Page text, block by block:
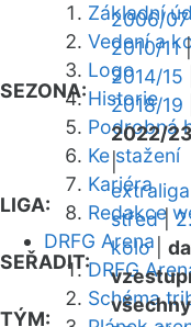
Základní
Vedení a
Logo
Historie
Podrobná
Ke stažení
Kariéra
Redakce
DRFG Arena
DRFG
Schéma
SEZONA:
2006/07
2010/11
2014/15
2018/19
2022/
|
LIGA:
extraliga
střed|
SEŘADIT:
kolo|
TÝM:
všechny